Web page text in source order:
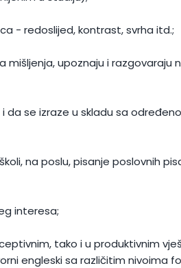
- redoslijed, kontrast, svrha itd.;
upoznaju i razgovaraju
se izraze u skladu sa
na poslu, pisanje poslovnih
interesa;
tako i u produktivnim
engleski sa različitim nivoima